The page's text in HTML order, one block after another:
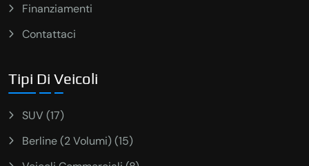
Finanziamenti
Contattaci
Tipi Di Veicoli
SUV (17)
Berline (2 Volumi) (15)